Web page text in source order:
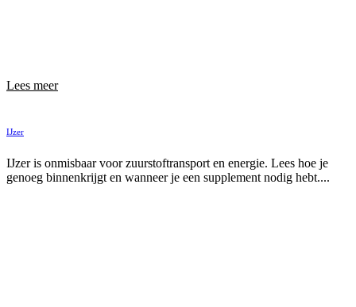
Lees meer
IJzer
IJzer is onmisbaar voor zuurstoftransport en energie. Lees hoe je
genoeg binnenkrijgt en wanneer je een supplement nodig hebt....